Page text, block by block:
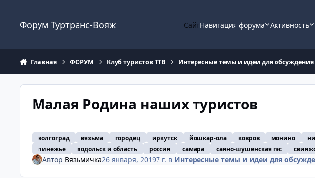
Форум Туртранс-Вояж СайтНавигация форума Активность
Главная ФОРУМ Клуб туристов ТТВ Интересные темы и идеи для обсуждения
Малая Родина наших туристов
волгоград вязьма городец иркутск йошкар-ола ковров монино
пинежье
подольск и область россия самара саяно-шушенская гэс
Автор Вязьмичка26 января, 20197 г. в Интересные темы и идеи для